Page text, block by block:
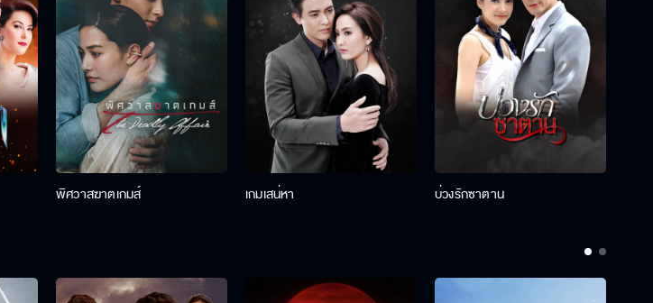
พิศวาสฆาตเกมส์ เกมเสน่หา บ่วงรักซาตาน